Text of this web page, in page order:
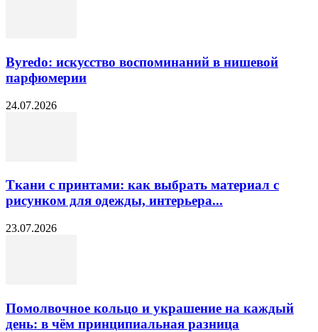
Byredo: искусство воспоминаний в нишевой
парфюмерии
24.07.2026
Ткани с принтами: как выбрать материал с
рисунком для одежды, интерьера...
23.07.2026
Помолвочное кольцо и украшение на каждый
день: в чём принципиальная разница